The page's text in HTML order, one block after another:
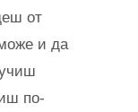
от
и да
по-